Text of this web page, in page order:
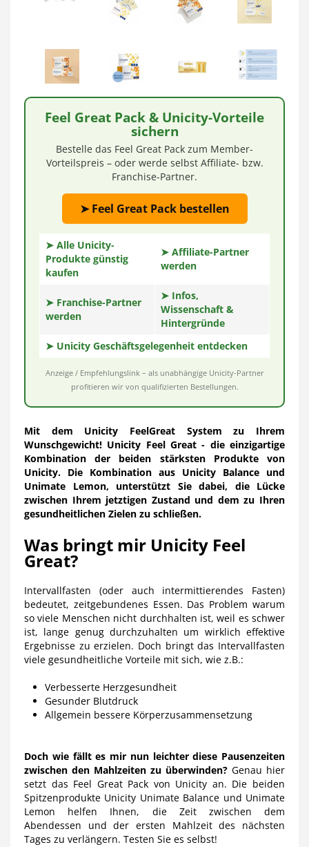
Feel Great Pack & Unicity-Vorteile
sichern
Bestelle das Feel Great Pack zum Member-
Vorteilspreis – oder werde selbst Affiliate- bzw.
Franchise-Partner.
➤ Feel Great Pack bestellen
➤ Alle Unicity-
Produkte günstig
kaufen
➤ Affiliate-Partner
werden
➤ Franchise-Partner
werden
➤ Infos,
Wissenschaft &
Hintergründe
➤ Unicity Geschäftsgelegenheit entdecken
Anzeige / Empfehlungslink – als unabhängige Unicity-Partner
profitieren wir von qualifizierten Bestellungen.
Mit dem Unicity FeelGreat System zu Ihrem
Wunschgewicht! Unicity Feel Great - die einzigartige
Kombination der beiden stärksten Produkte von
Unicity. Die Kombination aus Unicity Balance und
Unimate Lemon, unterstützt Sie dabei, die Lücke
zwischen Ihrem jetztigen Zustand und dem zu Ihren
gesundheitlichen Zielen zu schließen.
Was bringt mir Unicity Feel
Great?
Intervallfasten (oder auch intermittierendes Fasten)
bedeutet, zeitgebundenes Essen. Das Problem warum
so viele Menschen nicht durchhalten ist, weil es schwer
ist, lange genug durchzuhalten um wirklich effektive
Ergebnisse zu erzielen. Doch bringt das Intervallfasten
viele gesundheitliche Vorteile mit sich, wie z.B.:
Verbesserte Herzgesundheit
Gesunder Blutdruck
Allgemein bessere Körperzusammensetzung
Doch wie fällt es mir nun leichter diese Pausenzeiten
zwischen den Mahlzeiten zu überwinden? Genau hier
setzt das Feel Great Pack von Unicity an. Die beiden
Spitzenprodukte Unicity Unimate Balance und Unimate
Lemon helfen Ihnen, die Zeit zwischen dem
Abendessen und der ersten Mahlzeit des nächsten
Tages zu verlängern. Testen Sie es selbst!